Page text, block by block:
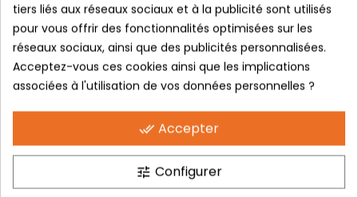
protègent les yeux des tout-
petits. Leur design couvre
parfaitement les yeux avec
douceur à oublier sur le nez des
tout-petits. La monture est
ultra souple, elle est livrée avec
tiers liés aux réseaux sociaux et à la publicité sont utilisés
pour vous offrir des fonctionnalités optimisées sur les
réseaux sociaux, ainsi que des publicités personnalisées.
Acceptez-vous ces cookies ainsi que les implications
associées à l'utilisation de vos données personnelles ?
done_all Accepter
tune Configurer